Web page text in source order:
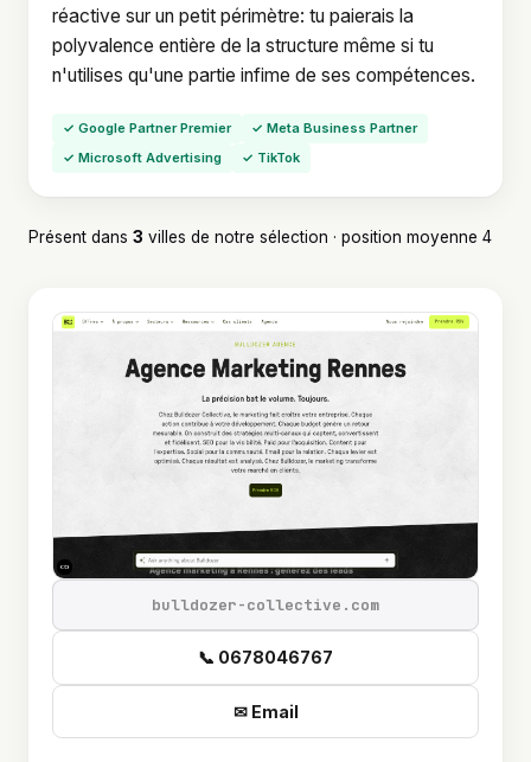
réactive sur un petit périmètre: tu paierais la
polyvalence entière de la structure même si tu
n'utilises qu'une partie infime de ses compétences.
✓ Google Partner Premier
✓ Meta Business Partner
✓ Microsoft Advertising
✓ TikTok
Présent dans 3 villes de notre sélection · position moyenne 4
bulldozer-collective.com
📞 0678046767
✉ Email